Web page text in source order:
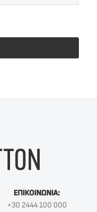
ΕΠΙΚΟΙΝΩΝΙΑ:
+30 2444 100 000